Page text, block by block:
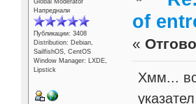
Global Moderator
Напреднали
Публикации: 3408
Distribution: Debian,
SailfishOS, CentOS
Window Manager: LXDE,
Lipstick
of
«
Хмм...